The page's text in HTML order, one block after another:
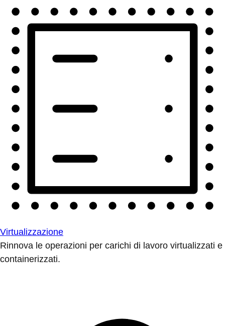
Virtualizzazione
Rinnova le operazioni per carichi di lavoro virtualizzati e
containerizzati.